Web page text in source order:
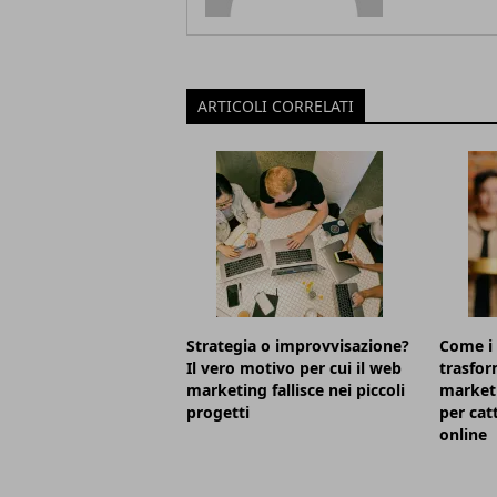
ARTICOLI CORRELATI
Strategia o improvvisazione?
Il vero motivo per cui il web
marketing fallisce nei piccoli
progetti
Come
per
online